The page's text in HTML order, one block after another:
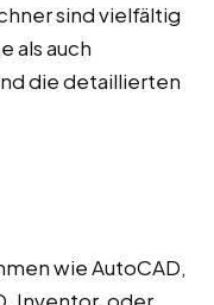
sind vielfältig
als auch
die detaillierten
wie AutoCAD,